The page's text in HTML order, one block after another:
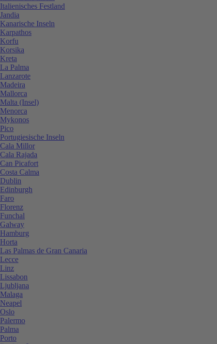
Italienisches Festland
Jandia
Kanarische Inseln
Karpathos
Korfu
Korsika
Kreta
La Palma
Lanzarote
Madeira
Mallorca
Malta (Insel)
Menorca
Mykonos
Pico
Portugiesische Inseln
Cala Millor
Cala Rajada
Can Picafort
Costa Calma
Dublin
Edinburgh
Faro
Florenz
Funchal
Galway
Hamburg
Horta
Las Palmas de Gran Canaria
Lecce
Linz
Lissabon
Ljubljana
Malaga
Neapel
Oslo
Palermo
Palma
Porto